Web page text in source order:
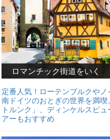
ロマンチック街道をいく
定番人気！ローテンブルクやノ
南ドイツのおとぎの世界を満
トルンク」、ディンケルスビ
アーもおすすめ